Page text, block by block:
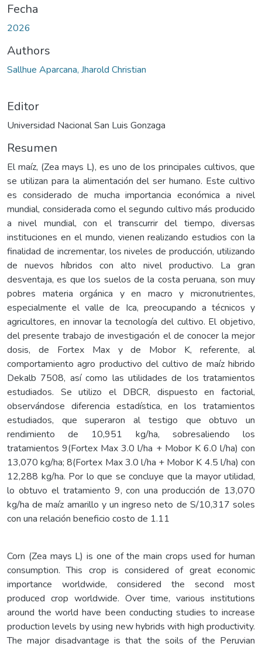
Fecha
2026
Authors
Sallhue Aparcana, Jharold Christian
Editor
Universidad Nacional San Luis Gonzaga
Resumen
El maíz, (Zea mays L), es uno de los principales cultivos, que
se utilizan para la alimentación del ser humano. Este cultivo
es considerado de mucha importancia económica a nivel
mundial, considerada como el segundo cultivo más producido
a nivel mundial, con el transcurrir del tiempo, diversas
instituciones en el mundo, vienen realizando estudios con la
finalidad de incrementar, los niveles de producción, utilizando
de nuevos híbridos con alto nivel productivo. La gran
desventaja, es que los suelos de la costa peruana, son muy
pobres materia orgánica y en macro y micronutrientes,
especialmente el valle de Ica, preocupando a técnicos y
agricultores, en innovar la tecnología del cultivo. El objetivo,
del presente trabajo de investigación el de conocer la mejor
dosis, de Fortex Max y de Mobor K, referente, al
comportamiento agro productivo del cultivo de maíz hibrido
Dekalb 7508, así como las utilidades de los tratamientos
estudiados. Se utilizo el DBCR, dispuesto en factorial,
observándose diferencia estadística, en los tratamientos
estudiados, que superaron al testigo que obtuvo un
rendimiento de 10,951 kg/ha, sobresaliendo los
tratamientos 9(Fortex Max 3.0 l/ha + Mobor K 6.0 l/ha) con
13,070 kg/ha; 8(Fortex Max 3.0 l/ha + Mobor K 4.5 l/ha) con
12,288 kg/ha. Por lo que se concluye que la mayor utilidad,
lo obtuvo el tratamiento 9, con una producción de 13,070
kg/ha de maíz amarillo y un ingreso neto de S/10,317 soles
con una relación beneficio costo de 1.11
Corn (Zea mays L) is one of the main crops used for human
consumption. This crop is considered of great economic
importance worldwide, considered the second most
produced crop worldwide. Over time, various institutions
around the world have been conducting studies to increase
production levels by using new hybrids with high productivity.
The major disadvantage is that the soils of the Peruvian